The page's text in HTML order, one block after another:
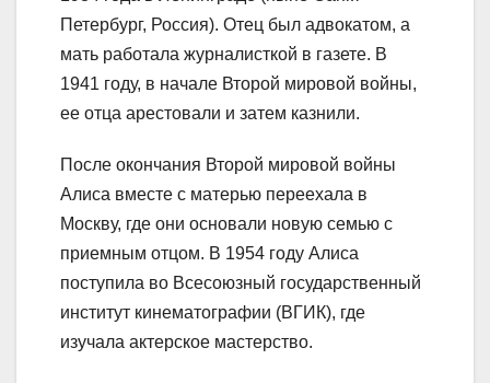
Петербург, Россия). Отец был адвокатом, а
мать работала журналисткой в газете. В
1941 году, в начале Второй мировой войны,
ее отца арестовали и затем казнили.
После окончания Второй мировой войны
Алиса вместе с матерью переехала в
Москву, где они основали новую семью с
приемным отцом. В 1954 году Алиса
поступила во Всесоюзный государственный
институт кинематографии (ВГИК), где
изучала актерское мастерство.